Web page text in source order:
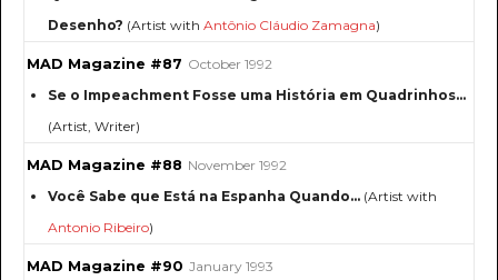
Desenho? (Artist with Antônio Cláudio Zamagna)
MAD Magazine #87 October 1992
Se o Impeachment Fosse uma História em Quadrinhos...
(Artist, Writer)
MAD Magazine #88 November 1992
Você Sabe que Está na Espanha Quando... (Artist with
Antonio Ribeiro)
MAD Magazine #90 January 1993